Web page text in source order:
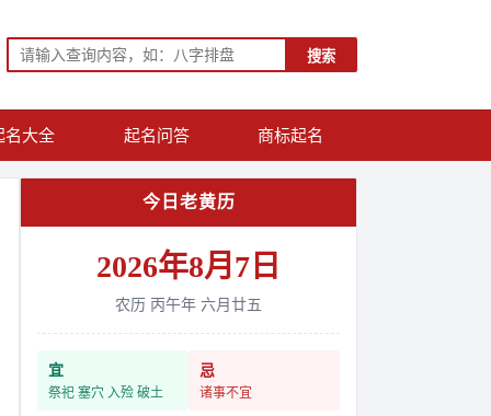
搜索
名大全 起名问答 商标起名
今日老黄历
2026年8月7日
农历 丙午年 六月廿五
宜
祭祀 塞穴 入殓 破土
忌
诸事不宜